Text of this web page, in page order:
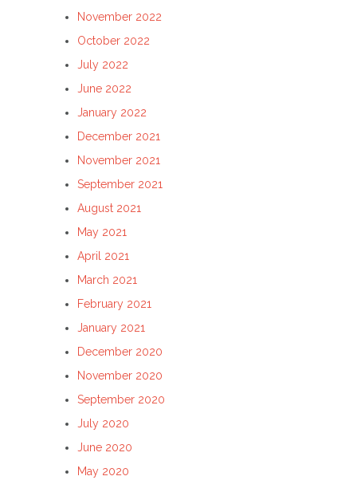
November 2022
October 2022
July 2022
June 2022
January 2022
December 2021
November 2021
September 2021
August 2021
May 2021
April 2021
March 2021
February 2021
January 2021
December 2020
November 2020
September 2020
July 2020
June 2020
May 2020